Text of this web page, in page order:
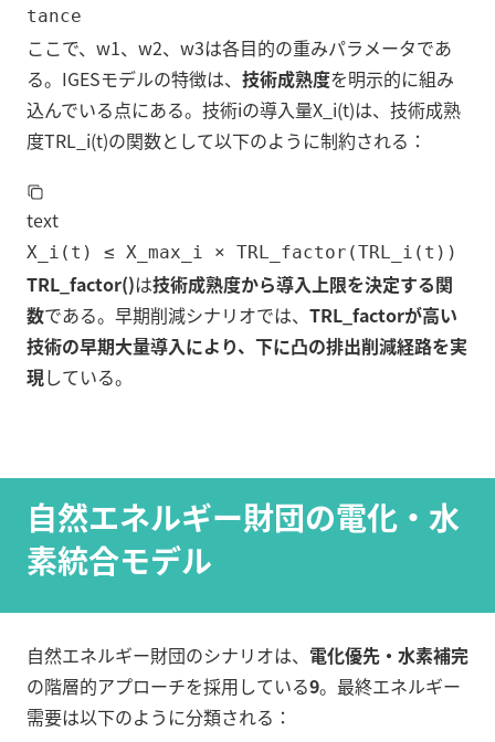
tance
ここで、w1、w2、w3は各目的の重みパラメータであ
る。IGESモデルの特徴は、 技術成熟度を明示的に組み
込んでいる点にある。技術iの導入量X_i(t)は、技術成熟
度TRL_i(t)の関数として以下のように制約される：
text
X_i(t) ≤ X_max_i × TRL_factor(TRL_i(t))
TRL_factor()は技術成熟度から導入上限を決定する関
数である。早期削減シナリオでは、 TRL_factorが高い
技術の早期大量導入により、下に凸の排出削減経路を実
現している。
自然エネルギー財団の電化・水
素統合モデル
自然エネルギー財団のシナリオは、 電化優先・水素補完
の階層的アプローチを採用している9。最終エネルギー
需要は以下のように分類される：